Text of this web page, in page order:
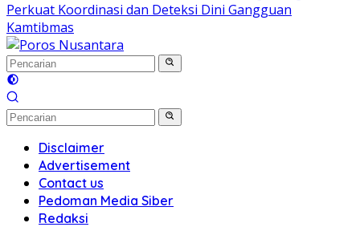
Perkuat Koordinasi dan Deteksi Dini Gangguan
Kamtibmas
Disclaimer
Advertisement
Contact us
Pedoman Media Siber
Redaksi